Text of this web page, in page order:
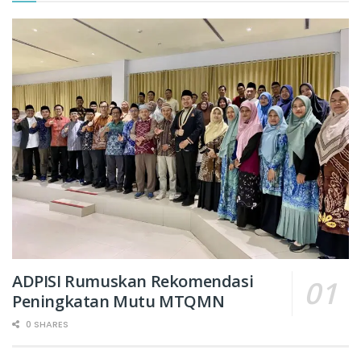
ADPISI Rumuskan Rekomendasi
Peningkatan Mutu MTQMN
0 SHARES